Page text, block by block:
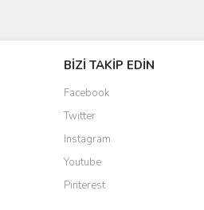
BİZİ TAKİP EDİN
Facebook
Twitter
Instagram
Youtube
Pinterest